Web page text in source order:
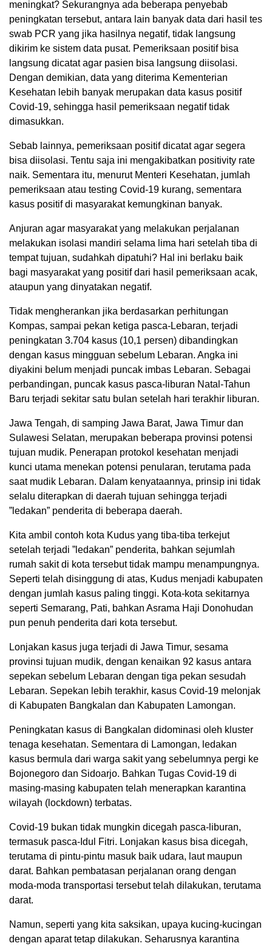
meningkat? Sekurangnya ada beberapa penyebab
peningkatan tersebut, antara lain banyak data dari hasil tes
swab PCR yang jika hasilnya negatif, tidak langsung
dikirim ke sistem data pusat. Pemeriksaan positif bisa
langsung dicatat agar pasien bisa langsung diisolasi.
Dengan demikian, data yang diterima Kementerian
Kesehatan lebih banyak merupakan data kasus positif
Covid-19, sehingga hasil pemeriksaan negatif tidak
dimasukkan.
Sebab lainnya, pemeriksaan positif dicatat agar segera
bisa diisolasi. Tentu saja ini mengakibatkan positivity rate
naik. Sementara itu, menurut Menteri Kesehatan, jumlah
pemeriksaan atau testing Covid-19 kurang, sementara
kasus positif di masyarakat kemungkinan banyak.
Anjuran agar masyarakat yang melakukan perjalanan
melakukan isolasi mandiri selama lima hari setelah tiba di
tempat tujuan, sudahkah dipatuhi? Hal ini berlaku baik
bagi masyarakat yang positif dari hasil pemeriksaan acak,
ataupun yang dinyatakan negatif.
Tidak mengherankan jika berdasarkan perhitungan
Kompas, sampai pekan ketiga pasca-Lebaran, terjadi
peningkatan 3.704 kasus (10,1 persen) dibandingkan
dengan kasus mingguan sebelum Lebaran. Angka ini
diyakini belum menjadi puncak imbas Lebaran. Sebagai
perbandingan, puncak kasus pasca-liburan Natal-Tahun
Baru terjadi sekitar satu bulan setelah hari terakhir liburan.
Jawa Tengah, di samping Jawa Barat, Jawa Timur dan
Sulawesi Selatan, merupakan beberapa provinsi potensi
tujuan mudik. Penerapan protokol kesehatan menjadi
kunci utama menekan potensi penularan, terutama pada
saat mudik Lebaran. Dalam kenyataannya, prinsip ini tidak
selalu diterapkan di daerah tujuan sehingga terjadi
”ledakan” penderita di beberapa daerah.
Kita ambil contoh kota Kudus yang tiba-tiba terkejut
setelah terjadi ”ledakan” penderita, bahkan sejumlah
rumah sakit di kota tersebut tidak mampu menampungnya.
Seperti telah disinggung di atas, Kudus menjadi kabupaten
dengan jumlah kasus paling tinggi. Kota-kota sekitarnya
seperti Semarang, Pati, bahkan Asrama Haji Donohudan
pun penuh penderita dari kota tersebut.
Lonjakan kasus juga terjadi di Jawa Timur, sesama
provinsi tujuan mudik, dengan kenaikan 92 kasus antara
sepekan sebelum Lebaran dengan tiga pekan sesudah
Lebaran. Sepekan lebih terakhir, kasus Covid-19 melonjak
di Kabupaten Bangkalan dan Kabupaten Lamongan.
Peningkatan kasus di Bangkalan didominasi oleh kluster
tenaga kesehatan. Sementara di Lamongan, ledakan
kasus bermula dari warga sakit yang sebelumnya pergi ke
Bojonegoro dan Sidoarjo. Bahkan Tugas Covid-19 di
masing-masing kabupaten telah menerapkan karantina
wilayah (lockdown) terbatas.
Covid-19 bukan tidak mungkin dicegah pasca-liburan,
termasuk pasca-Idul Fitri. Lonjakan kasus bisa dicegah,
terutama di pintu-pintu masuk baik udara, laut maupun
darat. Bahkan pembatasan perjalanan orang dengan
moda-moda transportasi tersebut telah dilakukan, terutama
darat.
Namun, seperti yang kita saksikan, upaya kucing-kucingan
dengan aparat tetap dilakukan. Seharusnya karantina